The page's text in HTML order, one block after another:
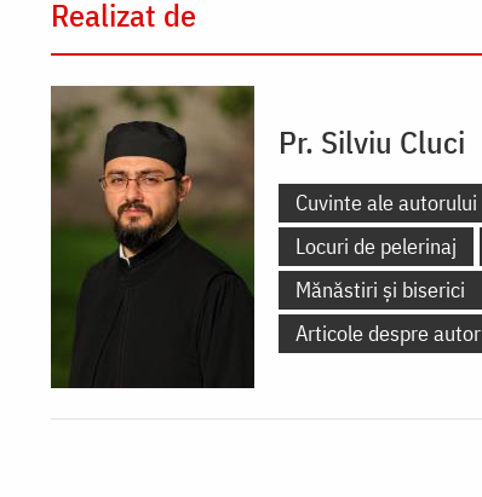
Realizat de
Pr. Silviu Cluci
Cuvinte ale autorului
Locuri de pelerinaj
Mănăstiri și biserici
Articole despre autor